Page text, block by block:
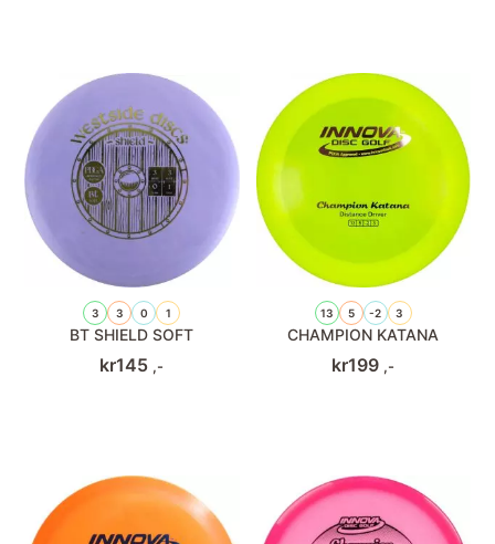
3 3 0 1
BT SHIELD SOFT
kr145 ,-
13 5 -2 3
CHAMPION KATANA
kr199 ,-